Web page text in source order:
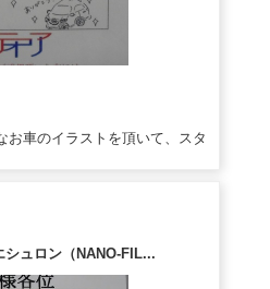
お車のイラストを頂いて、スタ
ュロン（NANO-FIL...